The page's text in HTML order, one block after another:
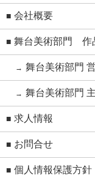
会社概要
舞台美術部門 作
舞台美術部門
舞台美術部門
求人情報
お問合せ
個人情報保護方針